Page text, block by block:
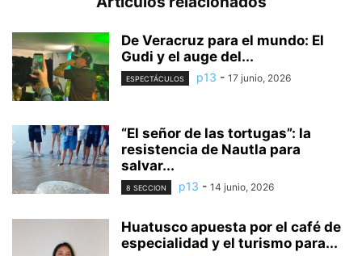
De Veracruz para el mundo: El
Gudi y el auge del...
ESPECTÁCULOS p13 - 17 junio, 2026
“El señor de las tortugas”: la
resistencia de Nautla para
salvar...
8 SECCION p13 - 14 junio, 2026
Huatusco apuesta por el café de
especialidad y el turismo para...